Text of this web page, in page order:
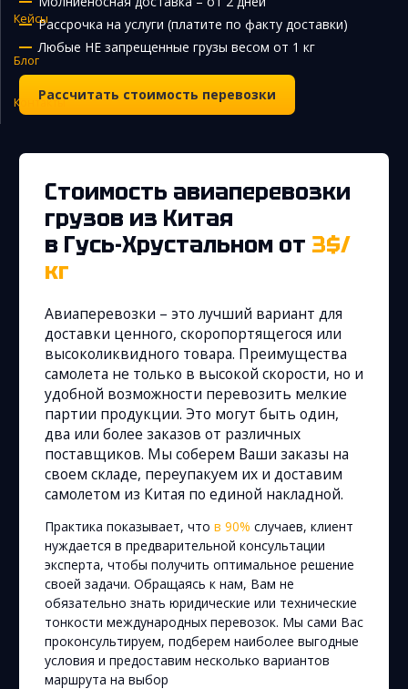
Кейсы
Блог
Контакты
Закупка и поставка товаров из Китая
Поиск поставщика в Китае
Таможенное оформление
Рассрочка на услуги (платите по факту доставки)
Любые НЕ запрещенные грузы весом от 1 кг
Рассчитать стоимость перевозки
Стоимость авиаперевозки
грузов из Китая
в Гусь-Хрустальном от 3$/
кг
Авиаперевозки – это лучший вариант для
доставки ценного, скоропортящегося или
высоколиквидного товара. Преимущества
самолета не только в высокой скорости, но и
удобной возможности перевозить мелкие
партии продукции. Это могут быть один,
два или более заказов от различных
поставщиков. Мы соберем Ваши заказы на
своем складе, переупакуем их и доставим
самолетом из Китая по единой накладной.
Практика показывает, что в 90% случаев, клиент
нуждается в предварительной консультации
эксперта, чтобы получить оптимальное решение
своей задачи. Обращаясь к нам, Вам не
обязательно знать юридические или технические
тонкости международных перевозок. Мы сами Вас
проконсультируем, подберем наиболее выгодные
условия и предоставим несколько вариантов
маршрута на выбор